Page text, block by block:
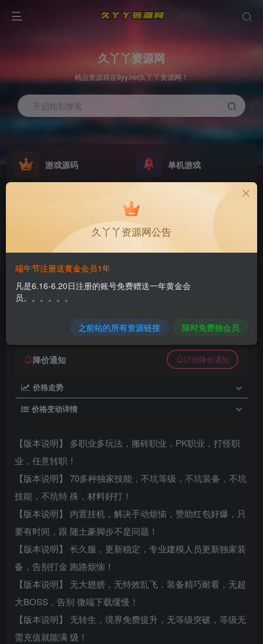
久丫丫资源网
精品资源就在9yy.net久丫丫资源网！
开启精彩搜索
游戏源码 单机游戏
欢迎大家无偿赞助！
欢迎大家无偿赞助！
[GEE]我岳不群开罐就变强/笑傲江湖一键游戏端
久丫丫
0 27 0
降价通知 订阅降价通知
价格走势
价格变动详情
【版本说明】 多职业多玩法，搬砖职业，PK职业，打怪职
业，任意转职！
【版本说明】 70多种独家技能，不坑等级，不坑装备，不坑
技能，不坑特 殊，材料好打！
【版本说明】 内置挂机，解决手动烦恼，赞助红包好爆，只
要有时间，跟 随土豪脚步不是问题！
【版本说明】 长久服，更新稳定，专业建模人员更新独家装
备，告别打金 跑路烦恼！
【版本说明】 无大翅膀，无特效乱飞，装备精巧耐看，无超
大BOSS，告别 微端下载缓慢！
【版本说明】 无转生，境界免费提升，无等级突破，等级无
需充值就能满 级！
久丫丫资源网公告
端午节注册送黄金会员1年
凡是6.16-6.20日注册的账号免费赠送一年黄金会
员。。。。。。
之前站的所有资源链接 限时免费抽会员